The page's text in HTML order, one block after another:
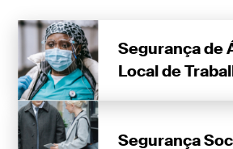
Segurança de
Local de
Segurança